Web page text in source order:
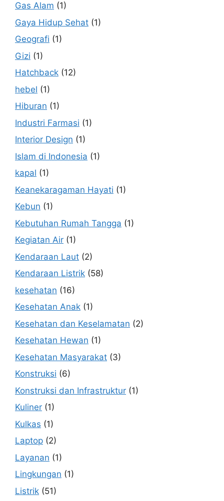
Gas Alam (1)
Gaya Hidup Sehat (1)
Geografi (1)
Gizi (1)
Hatchback (12)
hebel (1)
Hiburan (1)
Industri Farmasi (1)
Interior Design (1)
Islam di Indonesia (1)
kapal (1)
Keanekaragaman Hayati (1)
Kebun (1)
Kebutuhan Rumah Tangga (1)
Kegiatan Air (1)
Kendaraan Laut (2)
Kendaraan Listrik (58)
kesehatan (16)
Kesehatan Anak (1)
Kesehatan dan Keselamatan (2)
Kesehatan Hewan (1)
Kesehatan Masyarakat (3)
Konstruksi (6)
Konstruksi dan Infrastruktur (1)
Kuliner (1)
Kulkas (1)
Laptop (2)
Layanan (1)
Lingkungan (1)
Listrik (51)